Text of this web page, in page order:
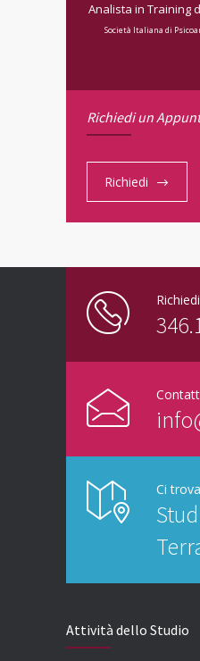
Analista in Training
Società Italiana di
Richiedi un
Richiedi
Ci
Attività dello Studio